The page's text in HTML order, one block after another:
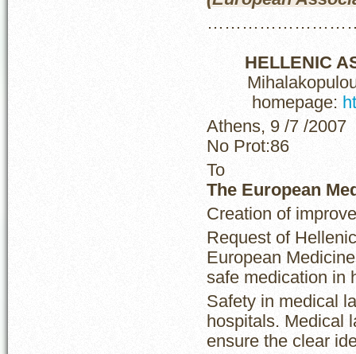
HELLENIC
homepage:
Athens, 9 /7 /2007
No Prot:86
To
The European
Creation of
Request of
European
safe medication in
Safety in medical
hospitals. Medical
ensure the clear